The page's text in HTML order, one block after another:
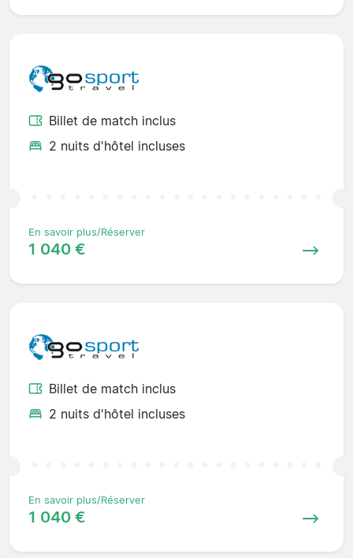
Billet de match inclus
2 nuits d'hôtel incluses
En savoir plus/Réserver
1 040 €
Billet de match inclus
2 nuits d'hôtel incluses
En savoir plus/Réserver
1 040 €